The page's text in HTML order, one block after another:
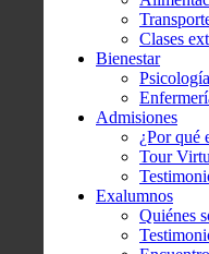
Clases
Bienestar
Psicología
Admisiones
¿Por qué
Tour
Exalumnos
Quiénes